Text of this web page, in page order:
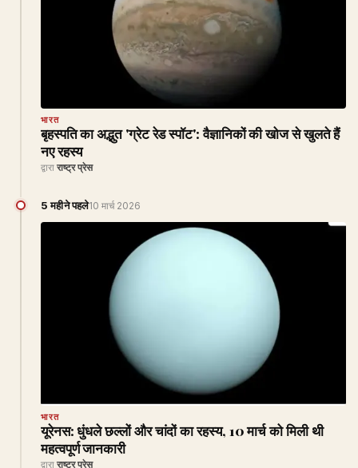
भारत
बृहस्पति का अद्भुत 'ग्रेट रेड स्पॉट': वैज्ञानिकों की खोज से खुलते हैं
नए रहस्य
द्वारा राष्ट्र प्रेस
5 महीने पहले10 मार्च 2026
भारत
यूरेनस: धुंधले छल्लों और चांदों का रहस्य, 10 मार्च को मिली थी
महत्वपूर्ण जानकारी
द्वारा राष्ट्र प्रेस